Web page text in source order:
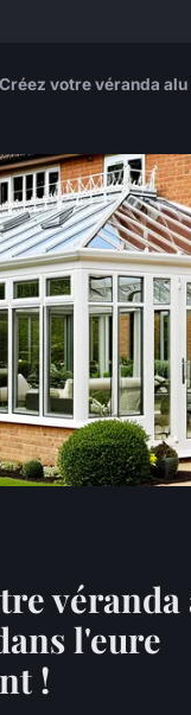
Créez votre véranda
l'eure
!